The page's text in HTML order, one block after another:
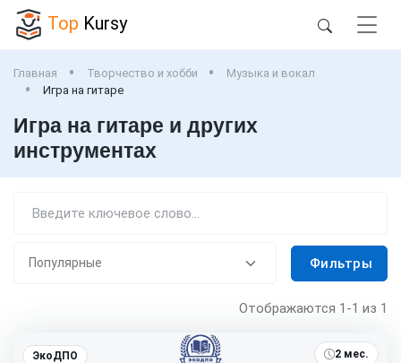
Top Kursy
Главная Творчество и хобби
Музыка и вокал
Игра на гитаре
Игра на гитаре и других
инструментах
Фильтры
Отображаются 1-1 из 1
ЭкоДПО 2 мес.